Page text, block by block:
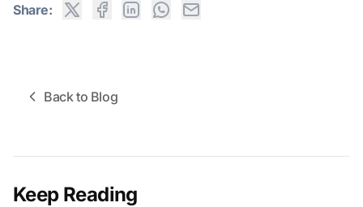
Share:
Back to Blog
Keep Reading